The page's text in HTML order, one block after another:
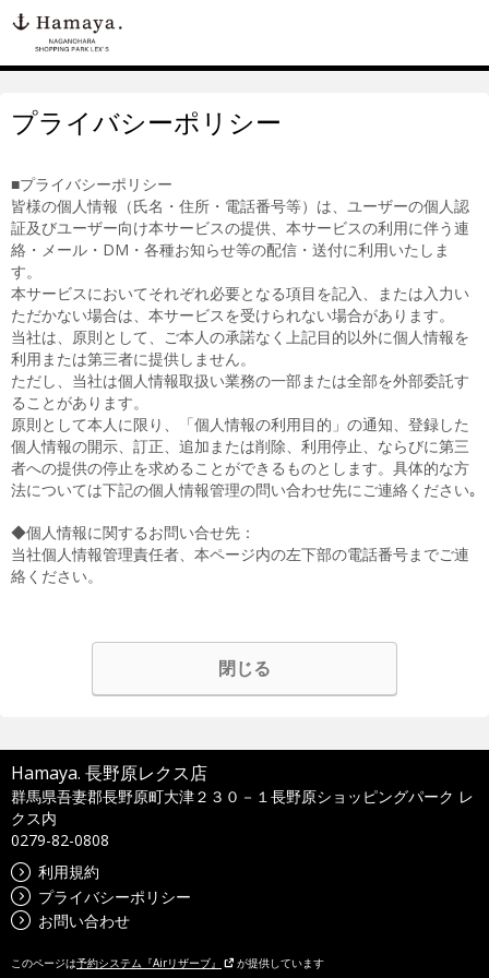
プライバシーポリシー
■プライバシーポリシー
皆様の個人情報（氏名・住所・電話番号等）は、ユーザーの個人認
証及びユーザー向け本サービスの提供、本サービスの利用に伴う連
絡・メール・DM・各種お知らせ等の配信・送付に利用いたしま
す。
本サービスにおいてそれぞれ必要となる項目を記入、または入力い
ただかない場合は、本サービスを受けられない場合があります。
当社は、原則として、ご本人の承諾なく上記目的以外に個人情報を
利用または第三者に提供しません。
ただし、当社は個人情報取扱い業務の一部または全部を外部委託す
ることがあります。
原則として本人に限り、「個人情報の利用目的」の通知、登録した
個人情報の開示、訂正、追加または削除、利用停止、ならびに第三
者への提供の停止を求めることができるものとします。具体的な方
法については下記の個人情報管理の問い合わせ先にご連絡ください｡
◆個人情報に関するお問い合せ先：
当社個人情報管理責任者、本ページ内の左下部の電話番号までご連
絡ください。
閉じる
Hamaya. 長野原レクス店
群馬県吾妻郡長野原町大津２３０－１長野原ショッピングパーク レ
クス内
0279-82-0808
利用規約
プライバシーポリシー
お問い合わせ
このページは予約システム『Airリザーブ』 が提供しています